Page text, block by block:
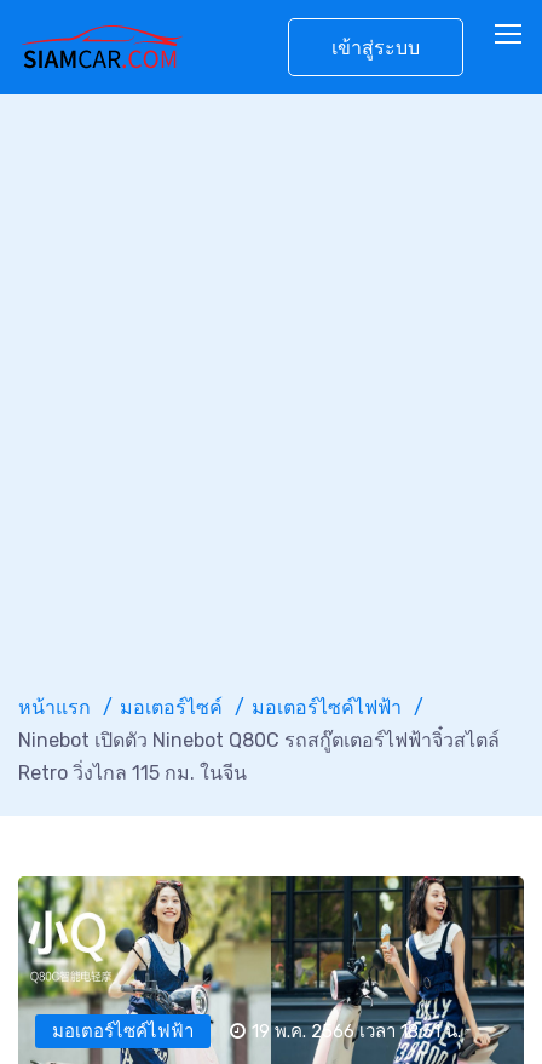
เข้าสู่ระบบ
หน้าแรก มอเตอร์ไซค์
มอเตอร์ไซค์ไฟฟ้า
Ninebot เปิดตัว Ninebot Q80C รถสกู๊ตเตอร์ไฟฟ้าจิ๋วสไตล์
Retro วิ่งไกล 115 กม. ในจีน
มอเตอร์ไซค์ไฟฟ้า 19 พ.ค. 2566 เวลา 18:51 น.